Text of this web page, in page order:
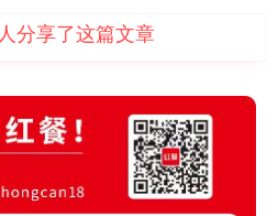
人分享了这篇文章